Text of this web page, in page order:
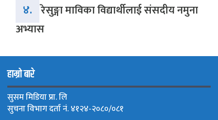
४. रेसुङ्गा माविका विद्यार्थीलाई संसदीय नमुना
अभ्यास
हाम्रो बारे
सुसम मिडिया प्रा. लि
सुचना विभाग दर्ता नं. ४१२४-२०८०/०८१